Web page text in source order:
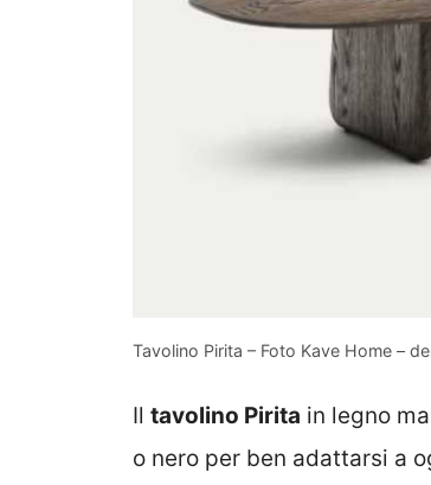
Tavolino Pirita – Foto Kave Home –
Il tavolino Pirita in legno
o nero per ben adattarsi a